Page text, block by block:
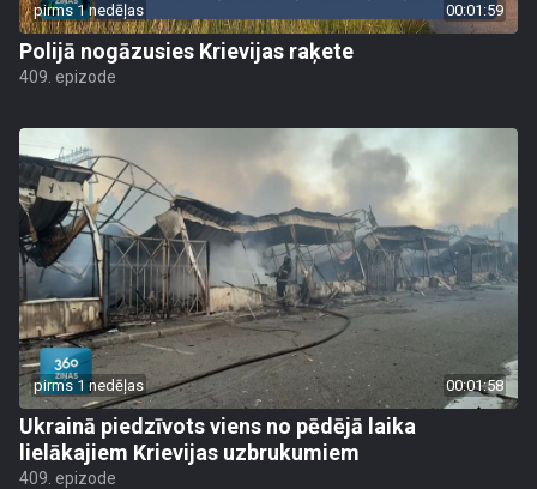
pirms 1 nedēļas 00:01:59
Polijā nogāzusies Krievijas raķete
409. epizode
pirms 1 nedēļas 00:01:58
Ukrainā piedzīvots viens no pēdējā laika
lielākajiem Krievijas uzbrukumiem
409. epizode